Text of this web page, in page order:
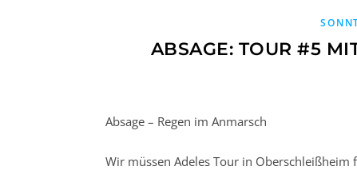
ABSAGE: TOUR #5
Absage – Regen im Anmarsch
Wir müssen Adeles Tour in Oberschleißheim